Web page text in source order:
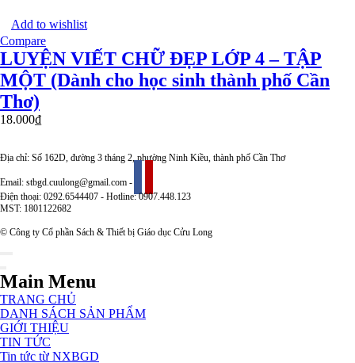
Add to wishlist
Compare
LUYỆN VIẾT CHỮ ĐẸP LỚP 4 – TẬP
MỘT (Dành cho học sinh thành phố Cần
Thơ)
18.000₫
Địa chỉ: Số 162D, đường 3 tháng 2, phường Ninh Kiều, thành phố Cần Thơ
Email: stbgd.cuulong@gmail.com -
Điện thoại: 0292.6544407 - Hotline: 0907.448.123
MST: 1801122682
© Công ty Cổ phần Sách & Thiết bị Giáo dục Cửu Long
Main Menu
TRANG CHỦ
DANH SÁCH SẢN PHẨM
GIỚI THIỆU
TIN TỨC
Tin tức từ NXBGD